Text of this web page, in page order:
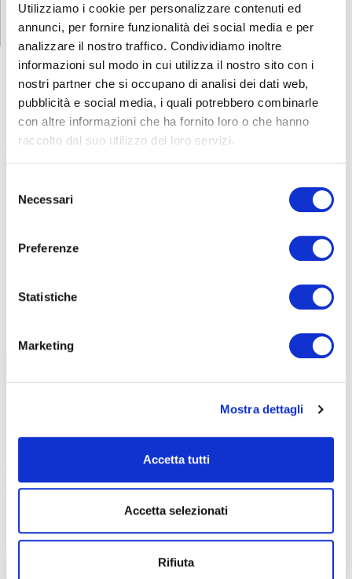
Utilizziamo i cookie per personalizzare contenuti ed
annunci, per fornire funzionalità dei social media e per
analizzare il nostro traffico. Condividiamo inoltre
informazioni sul modo in cui utilizza il nostro sito con i
nostri partner che si occupano di analisi dei dati web,
pubblicità e social media, i quali potrebbero combinarle
con altre informazioni che ha fornito loro o che hanno
raccolto dal suo utilizzo dei loro servizi.
delNecessari
Preferenze
Statistiche
Marketing
Mostra dettagli
Accetta tutti
Accetta selezionati
Rifiuta
CORSISICUREZZA
Carrello elevatore
Formazione lavoratori
PES/PAV
Preposti
Addetti al primo soccorso
RLS
prezzo
€ 140
DETTAGLI E ISCRIZIONE
durata
6 ore
Clusone
€ 140
DETTAGLI E ISCRIZIONE
FORMAZIONE GENERALE